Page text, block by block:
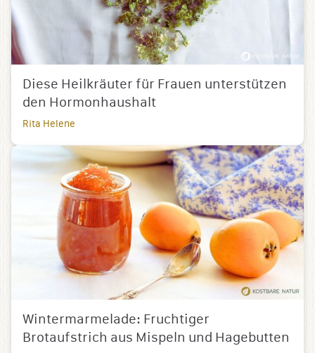
Diese Heilkräuter für Frauen unterstützen
den Hormonhaushalt
Rita Helene
Wintermarmelade: Fruchtiger
Brotaufstrich aus Mispeln und Hagebutten